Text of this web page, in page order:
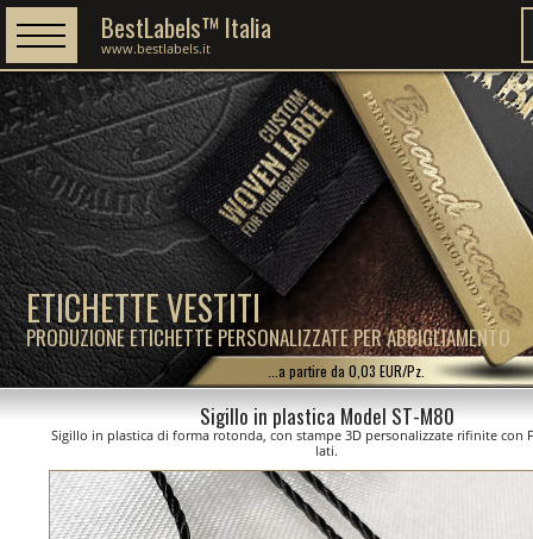
ETICHETTE VESTITI
PRODUZIONE ETICHETTE PERSONALIZZATE PER ABBIGLIAMENTO
BestLabels™ Italia
www.bestlabels.it
...a partire da 0,03 EUR/Pz.
Sigillo in plastica Model ST-M80
Sigillo in plastica di forma rotonda, con stampe 3D personalizzate rifinite con
lati.